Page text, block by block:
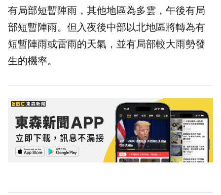
有局部短暫陣雨，其他地區為多雲，午後有局
部短暫陣雨。但入夜後中部以北地區將轉為有
短暫陣雨或雷雨的天氣 ，並有局部較大雨勢發
生的機率。